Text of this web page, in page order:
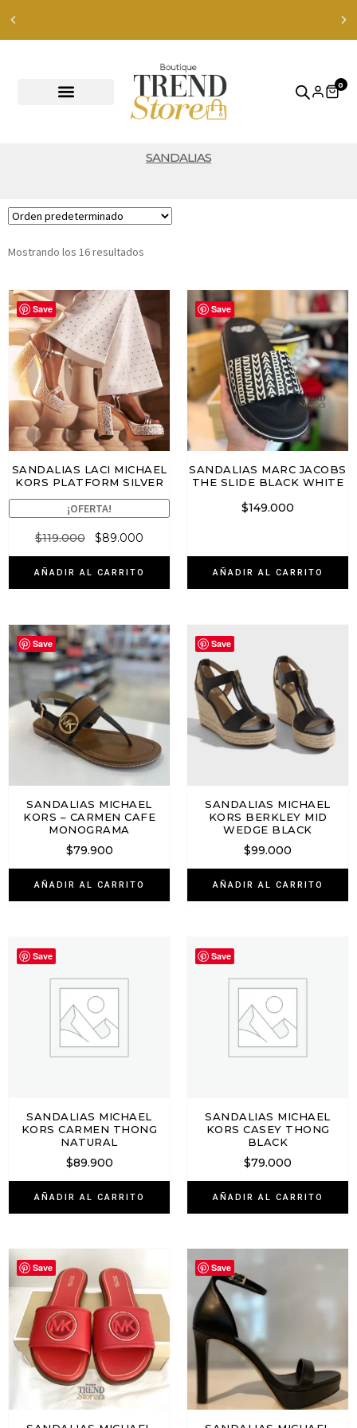
0
SANDALIAS
Mostrando los 16 resultados
Save
SANDALIAS LACI MICHAEL
KORS PLATFORM SILVER
¡OFERTA!
$119.000 $89.000
AÑADIR AL CARRITO
Save
SANDALIAS MARC JACOBS
THE SLIDE BLACK WHITE
$149.000
AÑADIR AL CARRITO
Save
SANDALIAS MICHAEL
KORS – CARMEN CAFE
MONOGRAMA
$79.900
AÑADIR AL CARRITO
Save
SANDALIAS MICHAEL
KORS BERKLEY MID
WEDGE BLACK
$99.000
AÑADIR AL CARRITO
Save
SANDALIAS MICHAEL
KORS CARMEN THONG
NATURAL
$89.900
AÑADIR AL CARRITO
Save
SANDALIAS MICHAEL
KORS CASEY THONG
BLACK
$79.000
AÑADIR AL CARRITO
Save Save